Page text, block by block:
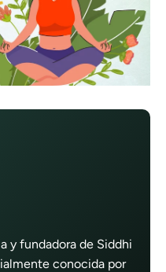
y fundadora de Siddhi
conocida por